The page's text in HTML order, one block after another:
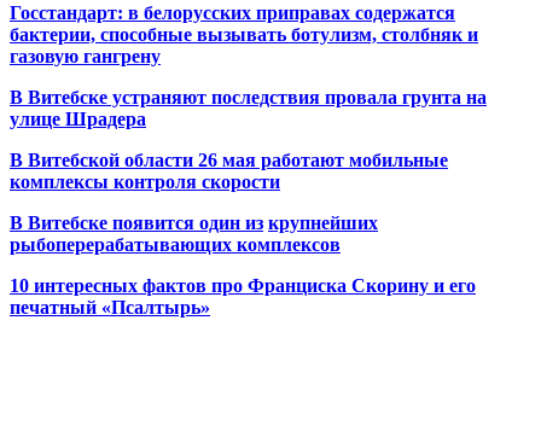
Госстандарт: в белорусских приправах содержатся
бактерии, способные вызывать ботулизм, столбняк и
газовую гангрену
В Витебске устраняют последствия провала грунта на
улице Шрадера
В Витебской области 26 мая работают мобильные
комплексы контроля скорости
В Витебске появится один из крупнейших
рыбоперерабатывающих комплексов
10 интересных фактов про Франциска Скорину и его
печатный «Псалтырь»